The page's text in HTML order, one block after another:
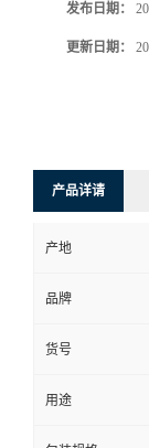
发布日期：
更新日期：
产品详请
产地
品牌
货号
用途